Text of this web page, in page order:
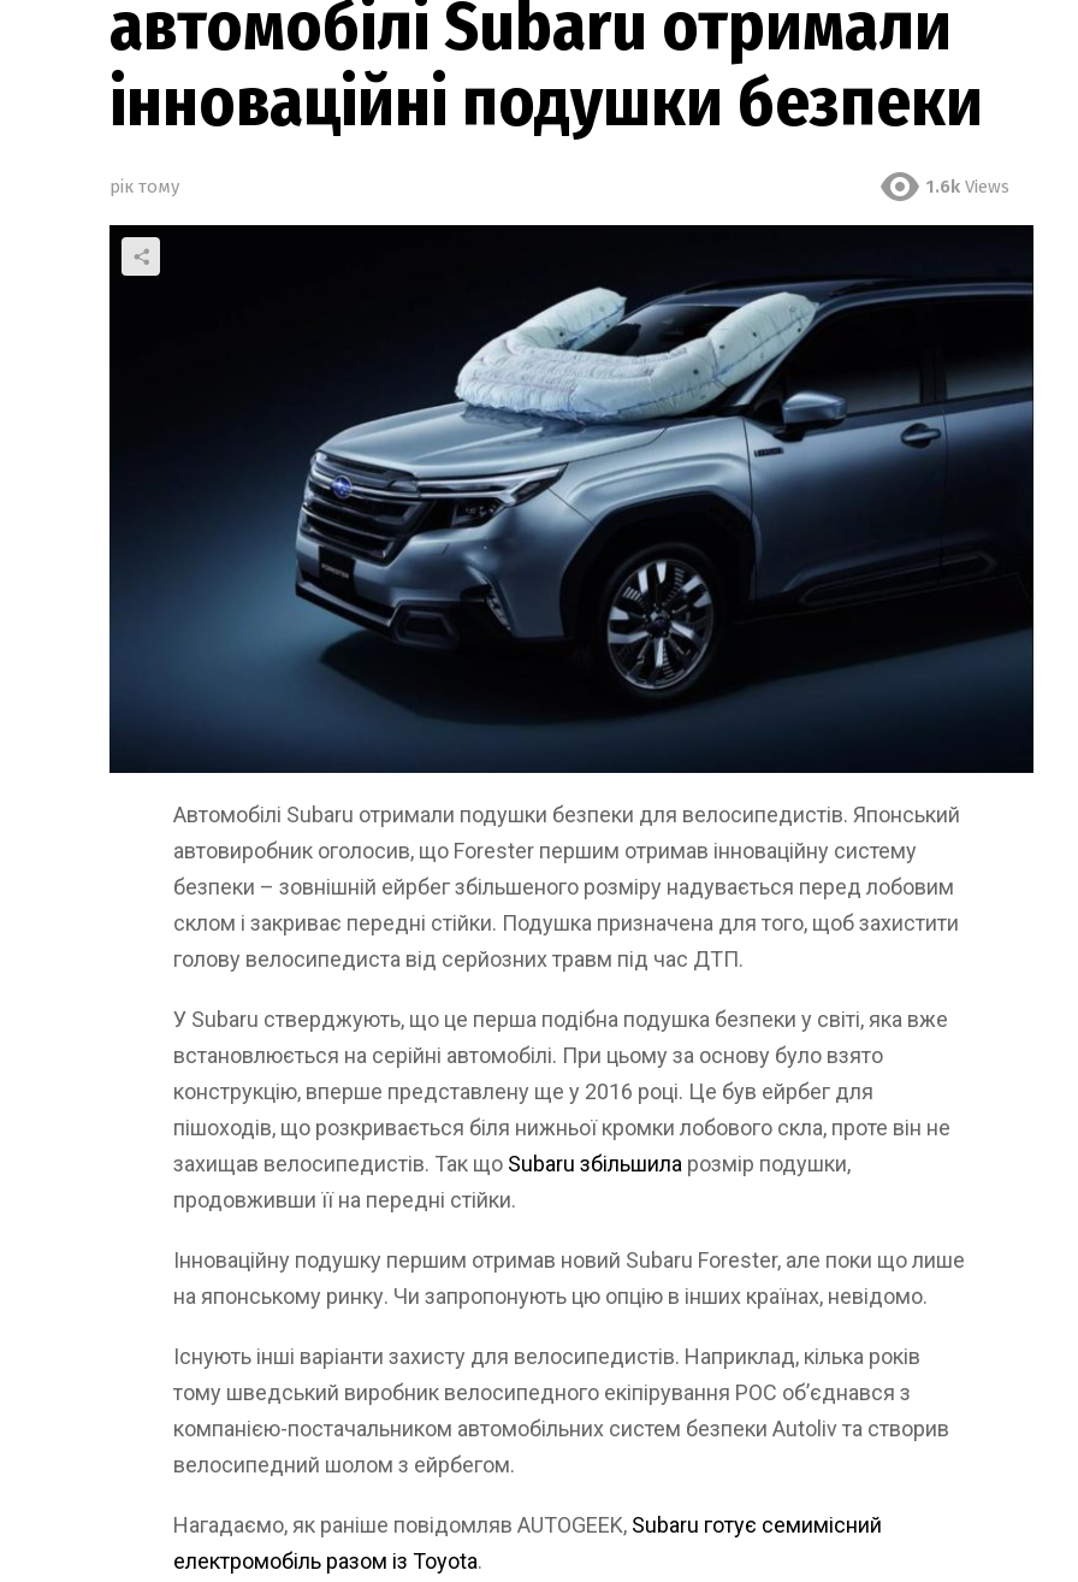
автомобілі Subaru отримали
інноваційні подушки безпеки
рік тому 1.6k Views
Автомобілі Subaru отримали подушки безпеки для велосипедистів. Японський
автовиробник оголосив, що Forester першим отримав інноваційну систему
безпеки – зовнішній ейрбег збільшеного розміру надувається перед лобовим
склом і закриває передні стійки. Подушка призначена для того, щоб захистити
голову велосипедиста від серйозних травм під час ДТП.
У Subaru стверджують, що це перша подібна подушка безпеки у світі, яка вже
встановлюється на серійні автомобілі. При цьому за основу було взято
конструкцію, вперше представлену ще у 2016 році. Це був ейрбег для
пішоходів, що розкривається біля нижньої кромки лобового скла, проте він не
захищав велосипедистів. Так що Subaru збільшила розмір подушки,
продовживши її на передні стійки.
Інноваційну подушку першим отримав новий Subaru Forester, але поки що лише
на японському ринку. Чи запропонують цю опцію в інших країнах, невідомо.
Існують інші варіанти захисту для велосипедистів. Наприклад, кілька років
тому шведський виробник велосипедного екіпірування POC об’єднався з
компанією-постачальником автомобільних систем безпеки Autoliv та створив
велосипедний шолом з ейрбегом.
Нагадаємо, як раніше повідомляв AUTOGEEK, Subaru готує семимісний
електромобіль разом із Toyota.